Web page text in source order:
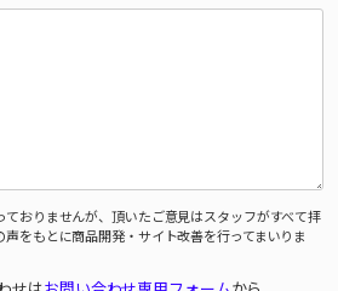
ておりませんが、頂いたご意見はスタッフがすべて拝
をもとに商品開発・サイト改善を行ってまいりま